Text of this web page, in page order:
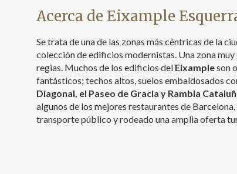
Acerca de Eixample
Se trata de una de las zonas más céntricas de la
colección de edificios modernistas. Una zona
regias. Muchos de los edificios del Eixampleson
fantásticos; techos altos, suelos embaldosados
Diagonal, el Paseo de Gracia y Rambla
algunos de los mejores restaurantes de
transporte público y rodeado una amplia oferta